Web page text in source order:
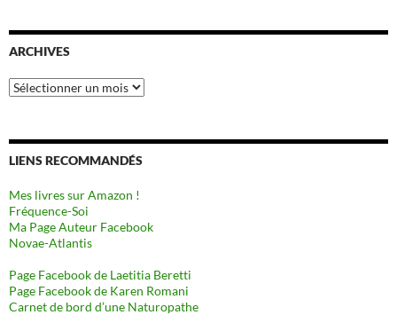
ARCHIVES
Archives
LIENS RECOMMANDÉS
Mes livres sur Amazon !
Fréquence-Soi
Ma Page Auteur Facebook
Novae-Atlantis
Page Facebook de Laetitia Beretti
Page Facebook de Karen Romani
Carnet de bord d’une Naturopathe